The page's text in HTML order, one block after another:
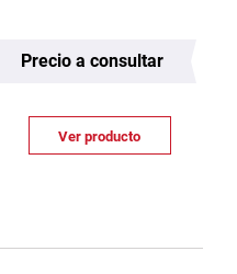
Precio a consultar
Ver producto